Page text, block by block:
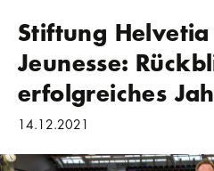
Stiftung
Jeunesse:
erfolgreiches
14.12.2021